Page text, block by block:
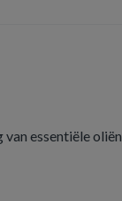
essentiële oliën